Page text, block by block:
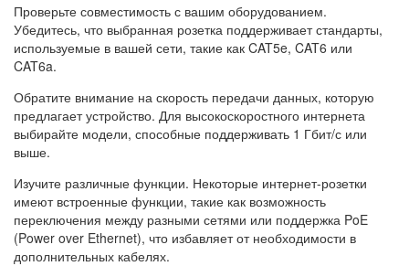
Проверьте совместимость с вашим оборудованием.
Убедитесь, что выбранная розетка поддерживает стандарты,
используемые в вашей сети, такие как CAT5e, CAT6 или
CAT6a.
Обратите внимание на скорость передачи данных, которую
предлагает устройство. Для высокоскоростного интернета
выбирайте модели, способные поддерживать 1 Гбит/с или
выше.
Изучите различные функции. Некоторые интернет-розетки
имеют встроенные функции, такие как возможность
переключения между разными сетями или поддержка PoE
(Power over Ethernet), что избавляет от необходимости в
дополнительных кабелях.